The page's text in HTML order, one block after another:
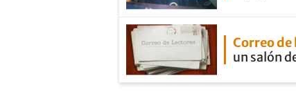
Correo
un salón